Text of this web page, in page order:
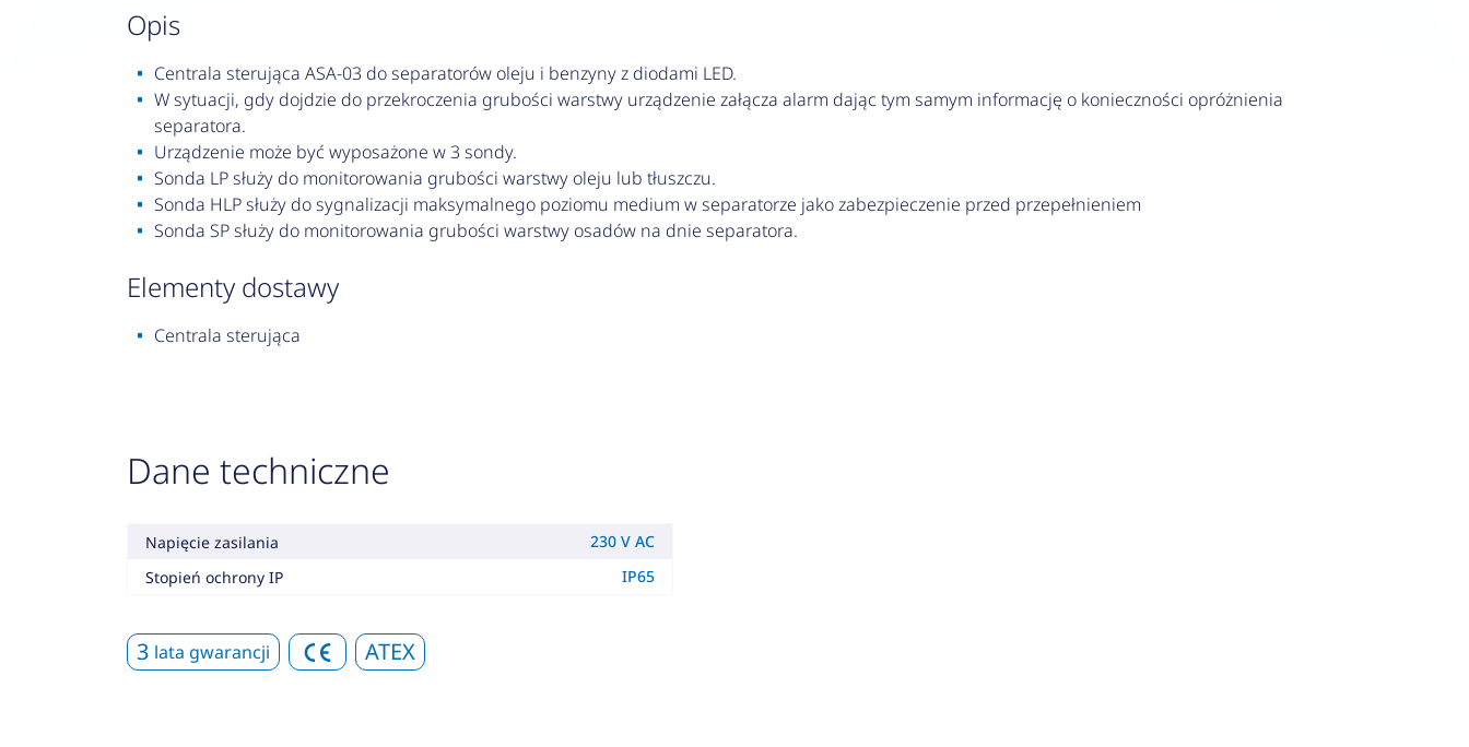
opis
Centrala sterująca ASA-03 do separatorów oleju i benzyny z diodami LED.
W sytuacji, gdy dojdzie do przekroczenia grubości warstwy urządzenie załącza alarm dając tym samym informację o konieczności opróżnienia
separatora.
Urządzenie może być wyposażone w 3 sondy.
Sonda LP służy do monitorowania grubości warstwy oleju lub tłuszczu.
Sonda HLP służy do sygnalizacji maksymalnego poziomu medium w separatorze jako zabezpieczenie przed przepełnieniem
Sonda SP służy do monitorowania grubości warstwy osadów na dnie separatora.
elementy dostawy
Centrala sterująca
Dane techniczne
Napięcie zasilania
230 V AC
Stopień ochrony IP
IP65
3 lata gwarancji ATEX